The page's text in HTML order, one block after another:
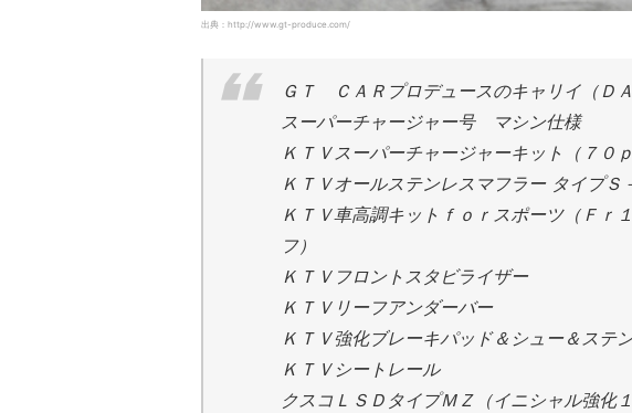
出典：http://www.gt-produce.com/
ＧＴ ＣＡＲプロデュースのキャリイ（ＤＡ
スーパーチャージャー号 マシン仕様
ＫＴＶスーパーチャージャーキット（７０ｐ
ＫＴＶオールステンレスマフラー タイプＳ
ＫＴＶ車高調キットｆｏｒスポーツ（Ｆｒ
フ）
ＫＴＶフロントスタビライザー
ＫＴＶリーフアンダーバー
ＫＴＶ強化ブレーキパッド＆シュー＆ステ
ＫＴＶシートレール
クスコＬＳＤタイプＭＺ（イニシャル強化１